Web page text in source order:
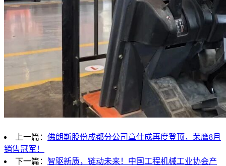
上一篇： 佛朗斯股份成都分公司章仕成再度登顶，荣膺8月
销售冠军！
下一篇： 智驱新质，链动未来！中国工程机械工业协会产